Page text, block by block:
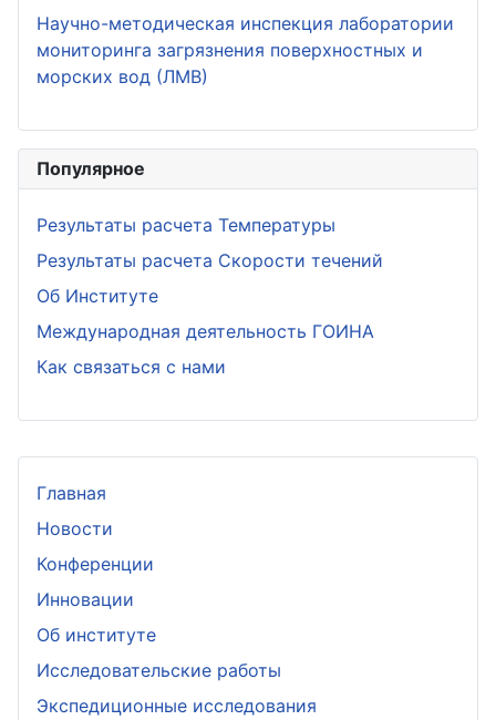
Главная
Новости
Конференции
Инновации
Об институте
Исследовательские работы
Экспедиционные исследования
Научно-методическая инспекция лаборатории
мониторинга загрязнения поверхностных и
морских вод (ЛМВ)
Популярное
Результаты расчета Температуры
Результаты расчета Скорости течений
Об Институте
Международная деятельность ГОИНА
Как связаться с нами